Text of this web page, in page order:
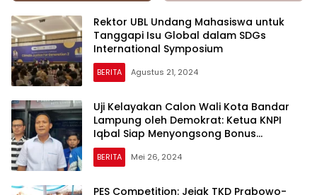
Rektor UBL Undang Mahasiswa untuk
Tanggapi Isu Global dalam SDGs
International Symposium
BERITA Agustus 21, 2024
Uji Kelayakan Calon Wali Kota Bandar
Lampung oleh Demokrat: Ketua KNPI
Iqbal Siap Menyongsong Bonus
Demografi
BERITA Mei 26, 2024
PES Competition: Jejak TKD Prabowo-